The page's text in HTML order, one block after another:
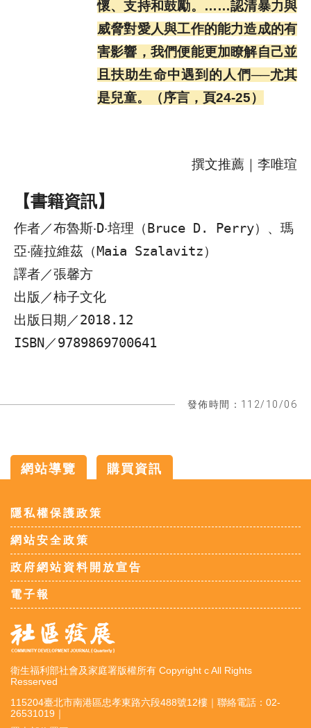
懷、支持和鼓勵。……認清暴力與
威脅對愛人與工作的能力造成的有
害影響，我們便能更加瞭解自己並
且扶助生命中遇到的人們──尤其
是兒童。（序言，頁24-25）
撰文推薦｜李唯瑄
【書籍資訊】
作者／布魯斯‧D‧培理（Bruce D. Perry）、瑪
亞‧薩拉維茲（Maia Szalavitz）
譯者／張馨方
出版／柿子文化
出版日期／2018.12
ISBN／9789869700641
發佈時間：112/10/06
網站導覽
購買資訊
隱私權保護政策
網站安全政策
政府網站資料開放宣告
電子報
衛生福利部社會及家庭署版權所有 Copyright c All Rights
Resserved
115204臺北市南港區忠孝東路六段488號12樓｜聯絡電話：02-
26531019｜